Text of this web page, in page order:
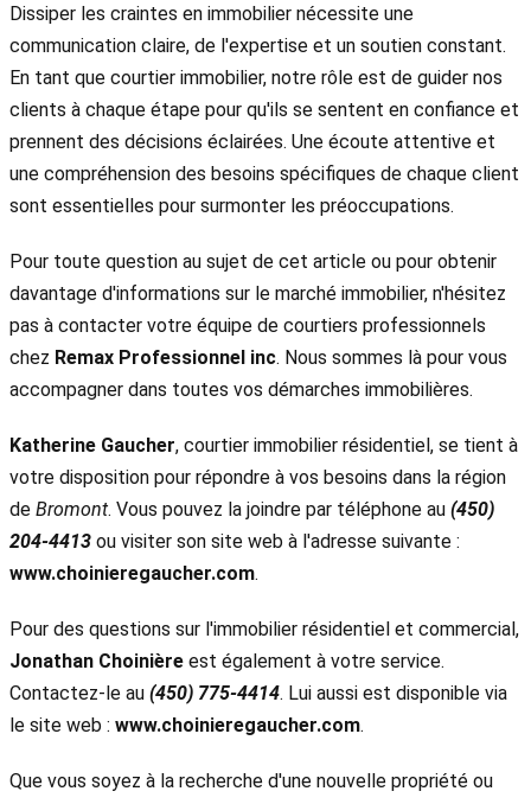
Dissiper les craintes en immobilier nécessite une
communication claire, de l'expertise et un soutien constant.
En tant que courtier immobilier, notre rôle est de guider nos
clients à chaque étape pour qu'ils se sentent en confiance et
prennent des décisions éclairées. Une écoute attentive et
une compréhension des besoins spécifiques de chaque client
sont essentielles pour surmonter les préoccupations.
Pour toute question au sujet de cet article ou pour obtenir
davantage d'informations sur le marché immobilier, n'hésitez
pas à contacter votre équipe de courtiers professionnels
chez Remax Professionnel inc. Nous sommes là pour vous
accompagner dans toutes vos démarches immobilières.
Katherine Gaucher, courtier immobilier résidentiel, se tient à
votre disposition pour répondre à vos besoins dans la région
de Bromont. Vous pouvez la joindre par téléphone au (450)
204-4413 ou visiter son site web à l'adresse suivante :
www.choinieregaucher.com.
Pour des questions sur l'immobilier résidentiel et commercial,
Jonathan Choinière est également à votre service.
Contactez-le au (450) 775-4414. Lui aussi est disponible via
le site web : www.choinieregaucher.com.
Que vous soyez à la recherche d'une nouvelle propriété ou